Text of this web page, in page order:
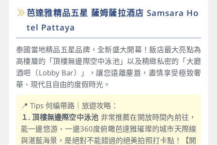
芭達雅精品五星 薩姆薩拉酒店 Samsara Ho
tel Pattaya
泰國當地精品五星品牌，全新盛大開幕！飯店最大亮點為
高樓層的「頂樓無邊際空中泳池」以及精緻私密的「大廳
酒吧（Lobby Bar）」，讓您遠離塵囂，盡情享受極致奢
華、現代且自由的度假時光。
📍 Tips 何編帶路｜旅遊攻略：
１. 頂樓無邊際空中泳池 非常推薦在開放時間內前往，
能一邊悠游、一邊360度俯瞰芭達雅璀璨的城市天際線
與湛藍海景，是絕對不能錯過的絕美拍照打卡點！【開